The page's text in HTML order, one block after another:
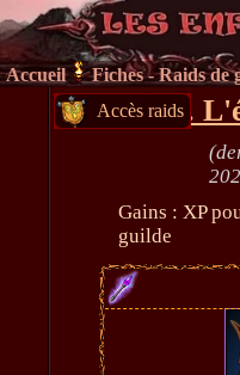
Accueil Fiches - Raids de
Accès raids5.
Gains : XP
guilde